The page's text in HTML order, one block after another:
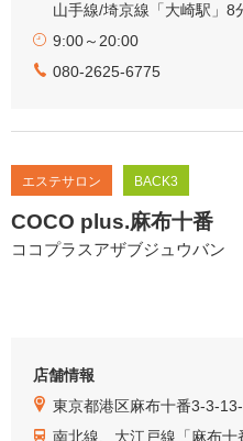
山手線/埼京線「大崎駅」8
9:00～20:00
080-2625-6775
エステサロン BACK3
COCO plus.麻布十番
ココプラスアザブジュウバン
店舗情報
東京都港区麻布十番3-3-
南北線、大江戸線「麻布